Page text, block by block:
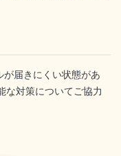
届きにくい状態があ
な対策についてご協力